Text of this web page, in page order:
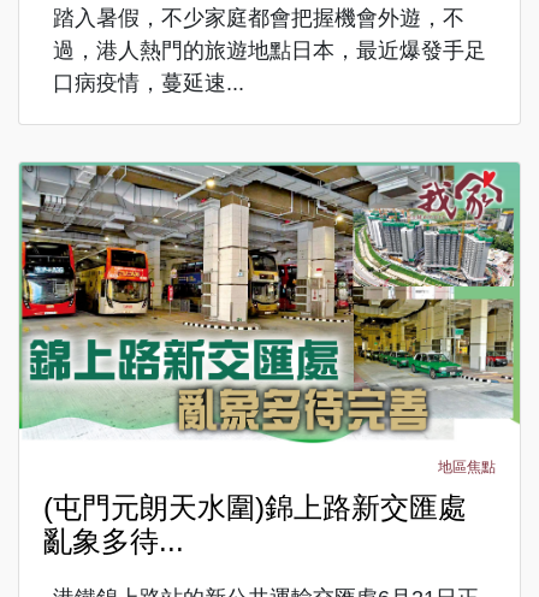
踏入暑假，不少家庭都會把握機會外遊，不
過，港人熱門的旅遊地點日本，最近爆發手足
口病疫情，蔓延速...
地區焦點
(屯門元朗天水圍)錦上路新交匯處
亂象多待...